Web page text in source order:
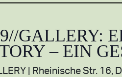
GALLERY:
– EIN
Rheinische Str. 16,